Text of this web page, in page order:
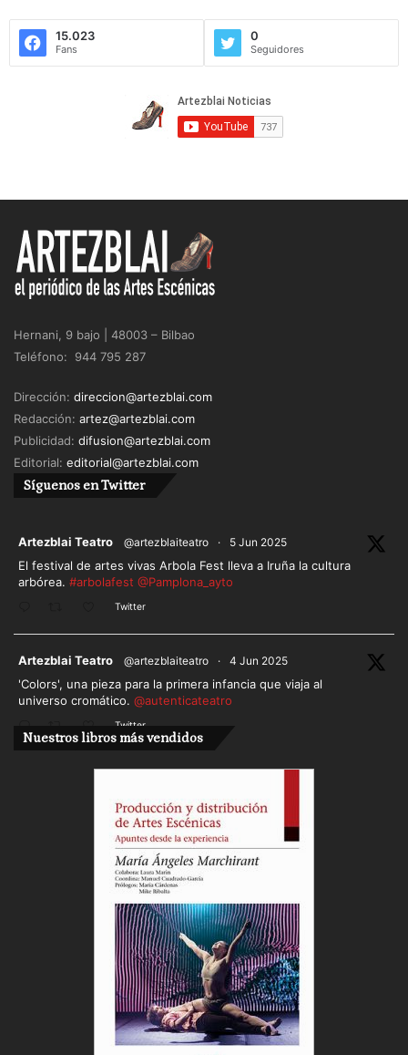
15.023
Fans
0
Seguidores
Hernani, 9 bajo | 48003 – Bilbao
Teléfono: 944 795 287
Dirección: direccion@artezblai.com
Redacción: artez@artezblai.com
Publicidad: difusion@artezblai.com
Editorial: editorial@artezblai.com
Síguenos en Twitter
Artezblai Teatro @artezblaiteatro · 5 Jun 2025
El festival de artes vivas Arbola Fest lleva a Iruña la cultura
arbórea. #arbolafest @Pamplona_ayto
Twitter
Artezblai Teatro @artezblaiteatro · 4 Jun 2025
'Colors', una pieza para la primera infancia que viaja al
universo cromático. @autenticateatro
Twitter
Cargar más
Nuestros libros más vendidos